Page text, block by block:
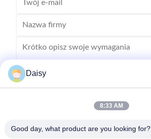
Wysłać
Daisy
8:33 AM
Good day, what product are you looking for?